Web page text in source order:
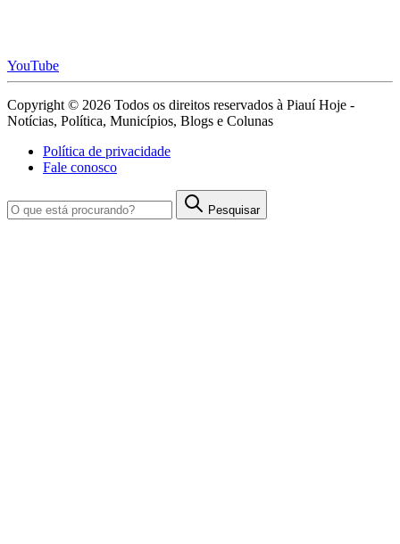
YouTube
Copyright © 2026 Todos os direitos reservados à Piauí Hoje -
Notícias, Política, Municípios, Blogs e Colunas
Política de privacidade
Fale conosco
Pesquisar